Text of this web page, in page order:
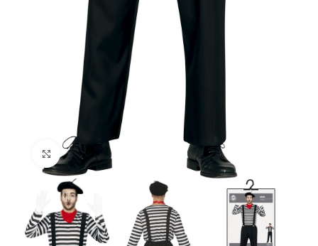
Click to enlarge